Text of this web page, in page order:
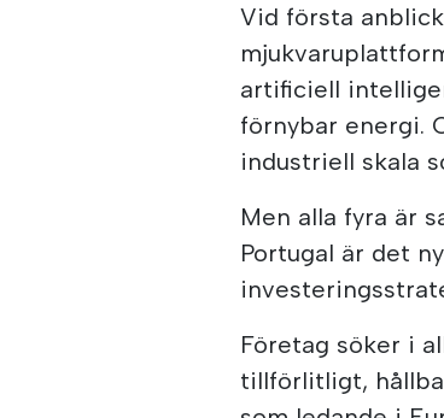
Vid första
artificiell
förnybar energi.
industriell skala
Men alla fyra är
Portugal är det
Företag söker i
tillförlitligt,